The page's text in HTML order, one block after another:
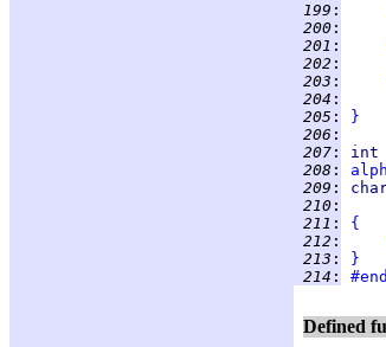
199 :
200 :
201 :
202 :
203 :
204 :
205 :
}
206 :
207 :
int
208 :
209 :
210 :
211 :
{
212 :
213 :
}
214 :
Defined